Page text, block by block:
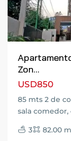
Zon...
USD850
85 mts 2 de
sala
3 82.00 m
14,